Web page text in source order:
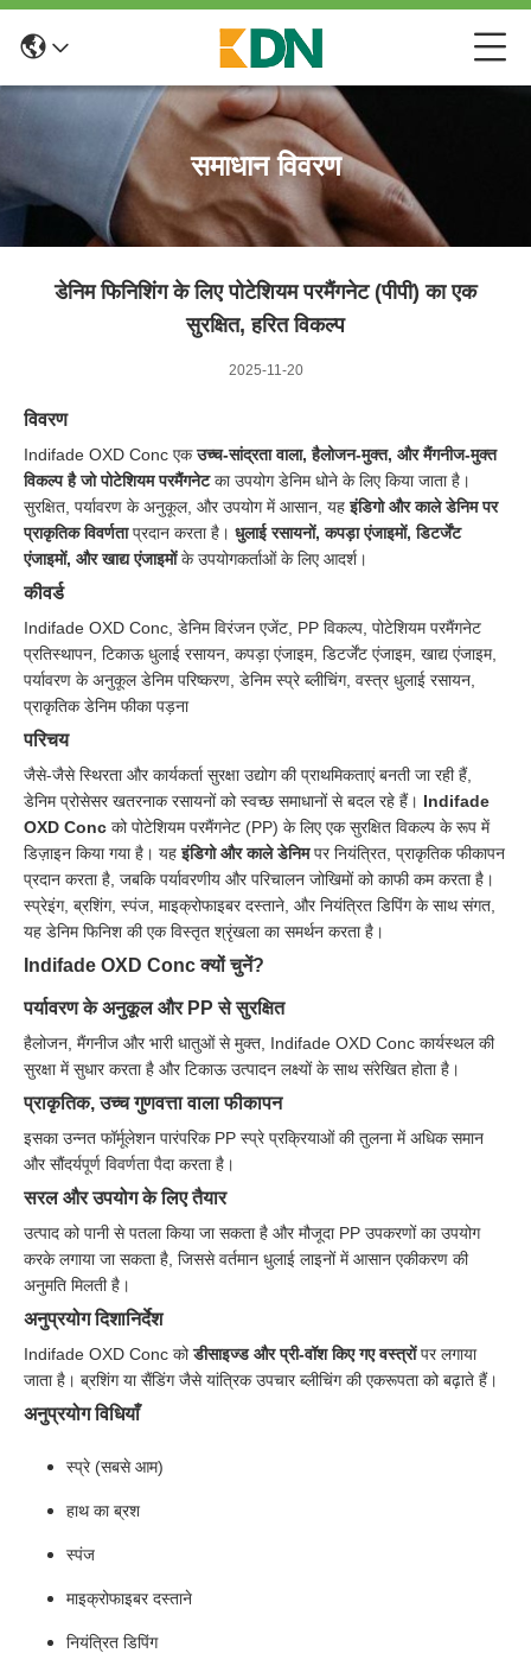
समाधान विवरण
डेनिम फिनिशिंग के लिए पोटेशियम परमैंगनेट (पीपी) का एक
सुरक्षित, हरित विकल्प
2025-11-20
विवरण
Indifade OXD Conc एकउच्च-सांद्रता वाला, हैलोजन-मुक्त, और मैंगनीज-मुक्त
विकल्प है जो पोटेशियम परमैंगनेटका उपयोग डेनिम धोने के लिए किया जाता है।
सुरक्षित, पर्यावरण के अनुकूल, और उपयोग में आसान, यहइंडिगो और काले डेनिम पर
प्राकृतिक विवर्णताप्रदान करता है। धुलाई रसायनों, कपड़ा एंजाइमों, डिटर्जेंट
एंजाइमों, और खाद्य एंजाइमोंके उपयोगकर्ताओं के लिए आदर्श।
कीवर्ड
Indifade OXD Conc, डेनिम विरंजन एजेंट, PP विकल्प, पोटेशियम परमैंगनेट
प्रतिस्थापन, टिकाऊ धुलाई रसायन, कपड़ा एंजाइम, डिटर्जेंट एंजाइम, खाद्य एंजाइम,
पर्यावरण के अनुकूल डेनिम परिष्करण, डेनिम स्प्रे ब्लीचिंग, वस्त्र धुलाई रसायन,
प्राकृतिक डेनिम फीका पड़ना
परिचय
जैसे-जैसे स्थिरता और कार्यकर्ता सुरक्षा उद्योग की प्राथमिकताएं बनती जा रही हैं,
डेनिम प्रोसेसर खतरनाक रसायनों को स्वच्छ समाधानों से बदल रहे हैं। Indifade
OXD Conc को पोटेशियम परमैंगनेट (PP) के लिए एक सुरक्षित विकल्प के रूप में
डिज़ाइन किया गया है। यहइंडिगो और काले डेनिमपर नियंत्रित, प्राकृतिक फीकापन
प्रदान करता है, जबकि पर्यावरणीय और परिचालन जोखिमों को काफी कम करता है।
स्प्रेइंग, ब्रशिंग, स्पंज, माइक्रोफाइबर दस्ताने, और नियंत्रित डिपिंग के साथ संगत,
यह डेनिम फिनिश की एक विस्तृत श्रृंखला का समर्थन करता है।
Indifade OXD Conc क्यों चुनें?
पर्यावरण के अनुकूल और PP से सुरक्षित
हैलोजन, मैंगनीज और भारी धातुओं से मुक्त, Indifade OXD Conc कार्यस्थल की
सुरक्षा में सुधार करता है और टिकाऊ उत्पादन लक्ष्यों के साथ संरेखित होता है।
प्राकृतिक, उच्च गुणवत्ता वाला फीकापन
इसका उन्नत फॉर्मूलेशन पारंपरिक PP स्प्रे प्रक्रियाओं की तुलना में अधिक समान
और सौंदर्यपूर्ण विवर्णता पैदा करता है।
सरल और उपयोग के लिए तैयार
उत्पाद को पानी से पतला किया जा सकता है और मौजूदा PP उपकरणों का उपयोग
करके लगाया जा सकता है, जिससे वर्तमान धुलाई लाइनों में आसान एकीकरण की
अनुमति मिलती है।
अनुप्रयोग दिशानिर्देश
Indifade OXD Conc कोडीसाइज्ड और प्री-वॉश किए गए वस्त्रोंपर लगाया
जाता है। ब्रशिंग या सैंडिंग जैसे यांत्रिक उपचार ब्लीचिंग की एकरूपता को बढ़ाते हैं।
अनुप्रयोग विधियाँ
स्प्रे (सबसे आम)
हाथ का ब्रश
स्पंज
माइक्रोफाइबर दस्ताने
नियंत्रित डिपिंग